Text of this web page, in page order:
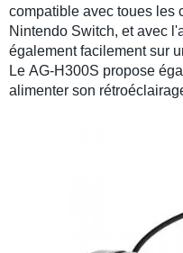
compatible avec toues les
Nintendo Switch, et avec
également facilement sur
Le AG-H300S propose
alimenter son